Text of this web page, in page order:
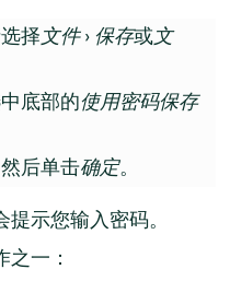
择文件› 保存或文
底部的使用密码保存
后单击确定。
示您输入密码。
一：